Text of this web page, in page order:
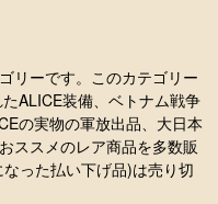
リーです。このカテゴリー
ALICE装備、ベトナム戦争
の実物の軍放出品、大日本
ススメのレア商品を多数販
った払い下げ品)は売り切